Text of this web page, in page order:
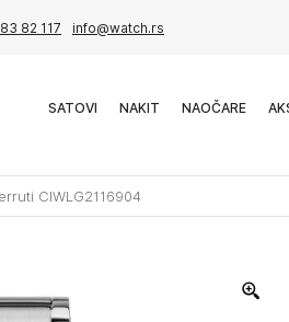
82 117 info@watch.rs
SATOVI NAKIT NAOČARE
CIWLG2116904